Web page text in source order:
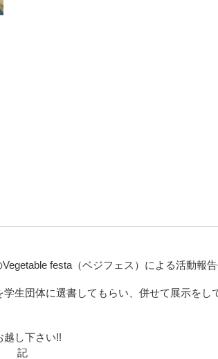
Vegetable festa （ベジフェス）による活動報
団体に選書してもらい、併せて展示をし
し下さい!!
記